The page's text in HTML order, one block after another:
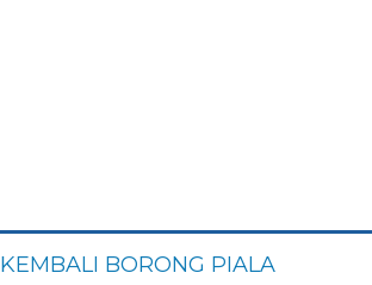
BORONG PIALA